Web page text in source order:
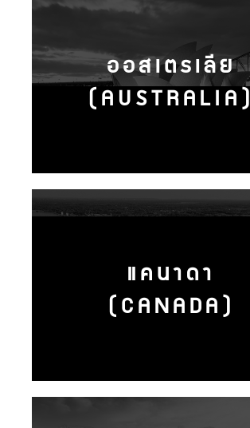
ออสเตรเลีย
(AUSTRALIA)
แคนาดา
(CANADA)